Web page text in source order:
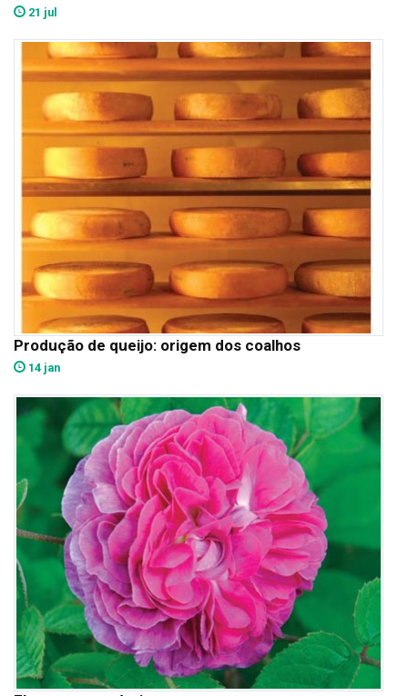
21 jul
Produção de queijo: origem dos coalhos
14 jan